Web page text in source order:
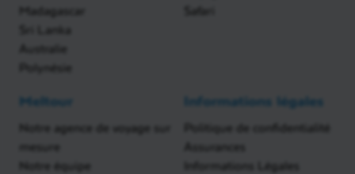
Madagascar
Sri Lanka
Australie
Polynésie
Safari
Meltour
Notre agence de voyage sur
mesure
Notre équipe
Informations légales
Politique de confidentialité
Assurances
Informations Légales